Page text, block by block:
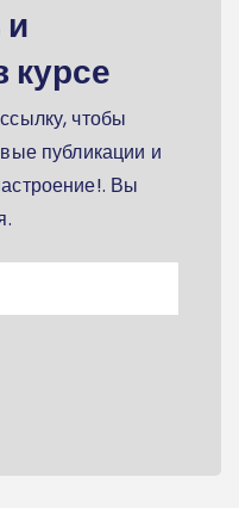
курсе
чтобы
публикации и
Вы